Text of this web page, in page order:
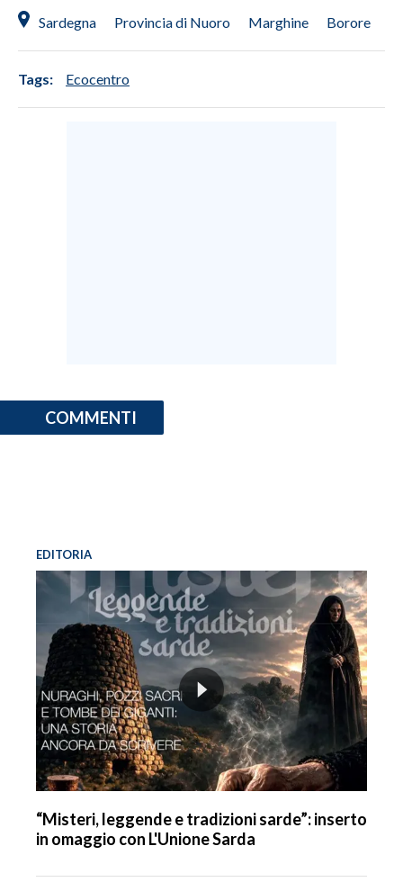
Sardegna Provincia di Nuoro Marghine Borore
Tags: Ecocentro
COMMENTI
EDITORIA
“Misteri, leggende e tradizioni sarde”: inserto
in omaggio con L'Unione Sarda